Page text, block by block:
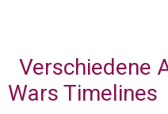
Verschiedene
Wars Timelines